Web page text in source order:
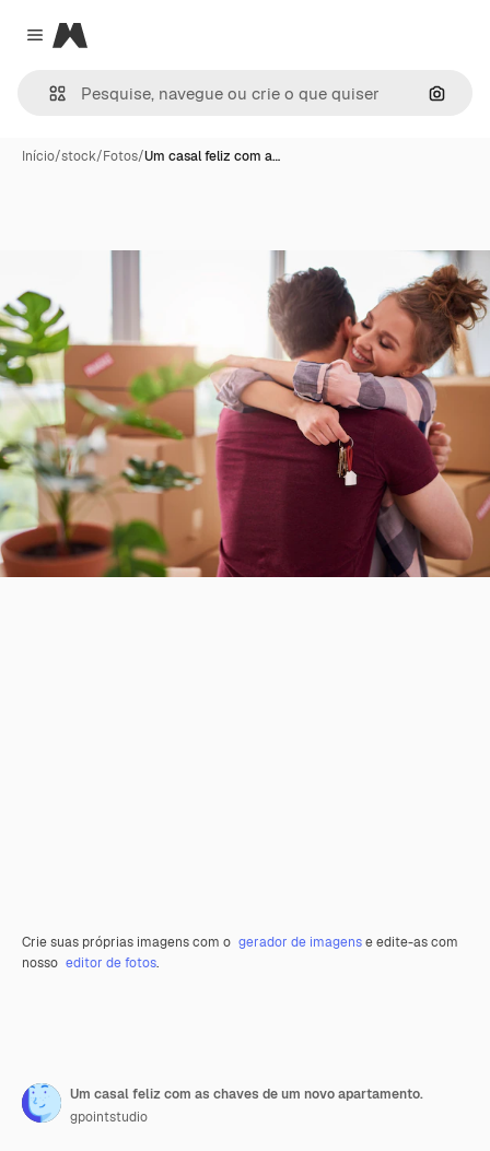
Close menu
Magnific
Início/stock/Fotos/Um casal feliz com a…
Crie suas próprias imagens com o gerador de imagense edite-as com
nosso editor de fotos.
Um casal feliz com as chaves de um novo apartamento.
gpointstudio